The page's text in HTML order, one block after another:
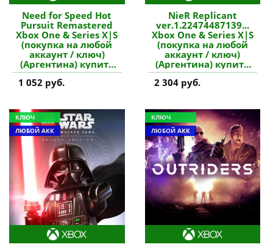
Need for Speed Hot
Pursuit Remastered
Xbox One & Series X|S
(покупка на любой
аккаунт / ключ)
(Аргентина) купить
игру
1 052 руб.
NieR Replicant
ver.1.22474487139...
Xbox One & Series X|S
(покупка на любой
аккаунт / ключ)
(Аргентина) купить
игру
2 304 руб.
КЛЮЧ
ЛЮБОЙ АКК
КЛЮЧ
ЛЮБОЙ АКК